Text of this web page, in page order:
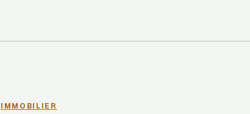
IMMOBILIER